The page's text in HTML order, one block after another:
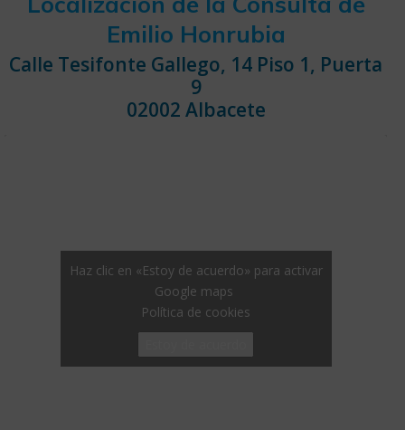
Emilio Honrubia
Calle Tesifonte Gallego, 14 Piso 1, Puerta
9
02002 Albacete
Haz clic en «Estoy de acuerdo» para activar
Google maps
Política de cookies